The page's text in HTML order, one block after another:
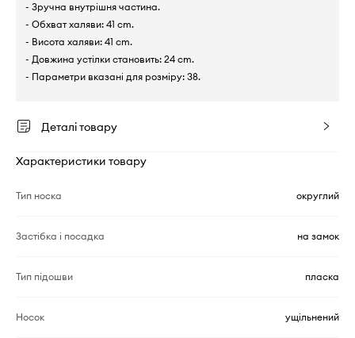
- Зручна внутрішня частина.
- Обхват халяви: 41 cm.
- Висота халяви: 41 cm.
- Довжина устілки становить: 24 cm.
- Параметри вказані для розміру: 38.
Деталі товару
Характеристики товару
Тип носка округлий
Застібка і посадка на замок
Тип підошви пласка
Носок ущільнений